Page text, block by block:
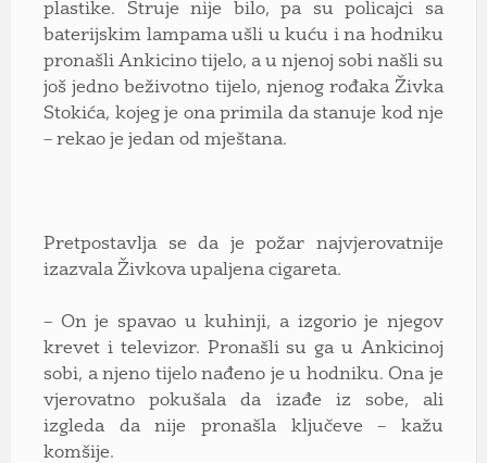
plastike. Struje nije bilo, pa su policajci sa
baterijskim lampama ušli u kuću i na hodniku
pronašli Ankicino tijelo, a u njenoj sobi našli su
još jedno beživotno tijelo, njenog rođaka Živka
Stokića, kojeg je ona primila da stanuje kod nje
– rekao je jedan od mještana.
Pretpostavlja se da je požar najvjerovatnije
izazvala Živkova upaljena cigareta.
– On je spavao u kuhinji, a izgorio je njegov
krevet i televizor. Pronašli su ga u Ankicinoj
sobi, a njeno tijelo nađeno je u hodniku. Ona je
vjerovatno pokušala da izađe iz sobe, ali
izgleda da nije pronašla ključeve – kažu
komšije.